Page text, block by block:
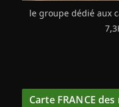
le groupe dédié aux
Carte FRANCE des